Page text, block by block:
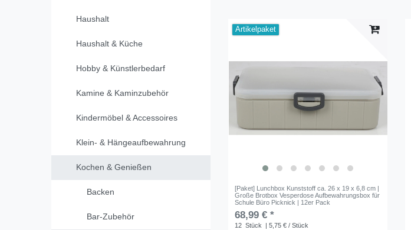
Haushalt
Haushalt & Küche
Hobby & Künstlerbedarf
Kamine & Kaminzubehör
Kindermöbel & Accessoires
Klein- & Hängeaufbewahrung
Kochen & Genießen
Backen
Bar-Zubehör
Artikelpaket
[Paket] Lunchbox Kunststoff ca. 26 x 19 x 6,8 cm |
Große Brotbox Vesperdose Aufbewahrungsbox für
Schule Büro Picknick | 12er Pack
68,99 € *
12 Stück
| 5,75 € / Stück